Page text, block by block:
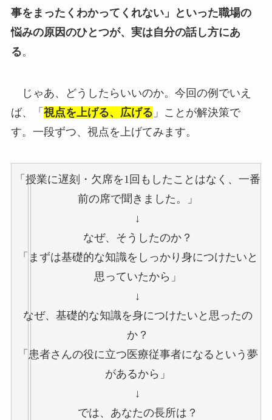
事をまったくわかってくれない」といった職場の
悩みの原因のひとつが、実は自分の話し方にあ
る。
じゃあ、どうしたらいいのか。今回の例でいえ
ば、「 視点を上げる、広げる 」ことが解決策で
す。一段ずつ、視点を上げてみます。
「授業に遅刻・欠席を1回もしたことはなく、一番
前の席で聞きました。」
↓
なぜ、そうしたのか？
「まずは基礎的な知識をしっかり身につけたいと
思っていたから」
↓
なぜ、基礎的な知識を身につけたいと思ったの
か？
「患者さんの役に立つ医療従事者になるという夢
があるから」
↓
では、あなたの長所は？